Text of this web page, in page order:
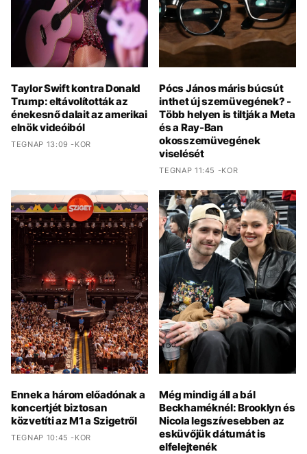
Taylor Swift kontra Donald
Trump: eltávolították az
énekesnő dalait az amerikai
elnök videóiból
TEGNAP 13:09 -KOR
Pócs János máris búcsút
inthet új szemüvegének? -
Több helyen is tiltják a Meta
és a Ray-Ban
okosszemüvegének
viselését
TEGNAP 11:45 -KOR
Ennek a három előadónak a
koncertjét biztosan
közvetíti az M1 a Szigetről
TEGNAP 10:45 -KOR
Még mindig áll a bál
Beckhaméknél: Brooklyn és
Nicola legszívesebben az
esküvőjük dátumát is
elfelejtenék